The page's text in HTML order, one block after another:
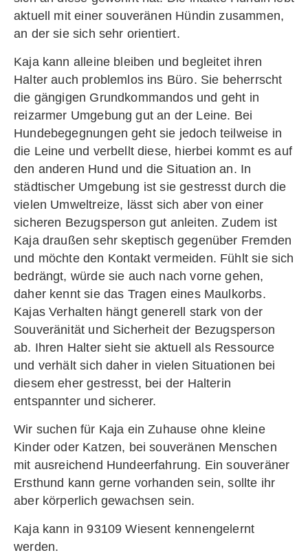
aktuell mit einer souveränen Hündin zusammen,
an der sie sich sehr orientiert.
Kaja kann alleine bleiben und begleitet ihren
Halter auch problemlos ins Büro. Sie beherrscht
die gängigen Grundkommandos und geht in
reizarmer Umgebung gut an der Leine. Bei
Hundebegegnungen geht sie jedoch teilweise in
die Leine und verbellt diese, hierbei kommt es auf
den anderen Hund und die Situation an. In
städtischer Umgebung ist sie gestresst durch die
vielen Umweltreize, lässt sich aber von einer
sicheren Bezugsperson gut anleiten. Zudem ist
Kaja draußen sehr skeptisch gegenüber Fremden
und möchte den Kontakt vermeiden. Fühlt sie sich
bedrängt, würde sie auch nach vorne gehen,
daher kennt sie das Tragen eines Maulkorbs.
Kajas Verhalten hängt generell stark von der
Souveränität und Sicherheit der Bezugsperson
ab. Ihren Halter sieht sie aktuell als Ressource
und verhält sich daher in vielen Situationen bei
diesem eher gestresst, bei der Halterin
entspannter und sicherer.
Wir suchen für Kaja ein Zuhause ohne kleine
Kinder oder Katzen, bei souveränen Menschen
mit ausreichend Hundeerfahrung. Ein souveräner
Ersthund kann gerne vorhanden sein, sollte ihr
aber körperlich gewachsen sein.
Kaja kann in 93109 Wiesent kennengelernt
werden.